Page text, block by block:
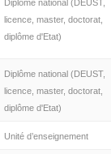
Diplôme national (DEUST,
licence, master, doctorat,
diplôme d'Etat)
Diplôme national (DEUST,
licence, master, doctorat,
diplôme d'Etat)
Unité d’enseignement